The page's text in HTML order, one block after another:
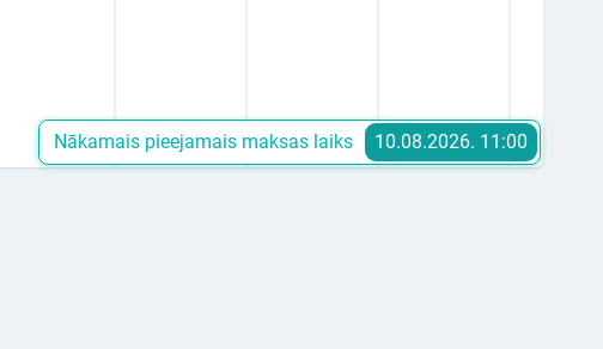
Nākamais pieejamais maksas laiks 10.08.2026. 11:00